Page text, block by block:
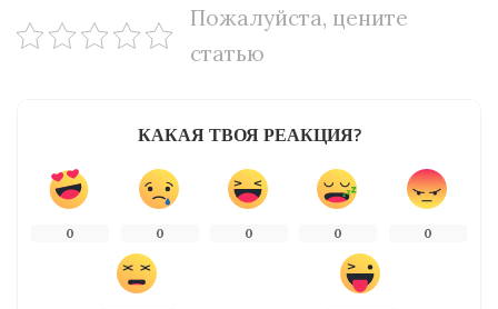
Пожалуйста, цените
статью
КАКАЯ ТВОЯ РЕАКЦИЯ?
0 0 0 0 0